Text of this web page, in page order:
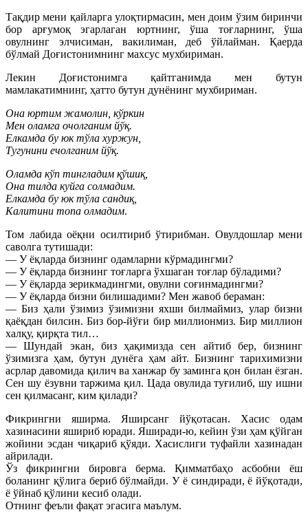
Тақдир мени қайларга улоқтирмасин, мен доим ўзим биринчи
бор арғумоқ эгарлаган юртнинг, ўша тоғларнинг, ўша
овулнинг элчисиман, вакилиман, деб ўйлайман. Қаерда
бўлмай Доғистонимнинг махсус мухбириман.
Лекин Доғистонимга қайтганимда мен бутун
мамлакатимнинг, ҳатто бутун дунёнинг мухбириман.
Она юртим жамолин, кўркин
Мен оламга очолганим йўқ.
Елкамда бу юк тўла хуржун,
Тугунини ечолганим йўқ.
Оламда кўп тингладим қўшиқ,
Она тилда куйга солмадим.
Елкамда бу юк тўла сандиқ,
Калитини топа олмадим.
Том лабида оёқни осилтириб ўтирибман. Овулдошлар мени
саволга тутишади:
— У ёқларда бизнинг одамларни кўрмадингми?
— У ёқларда бизнинг тоғларга ўхшаган тоғлар бўладими?
— У ёқларда зерикмадингми, овулни соғинмадингми?
— У ёқларда бизни билишадими? Мен жавоб бераман:
— Биз ҳали ўзимиз ўзимизни яхши билмаймиз, улар бизни
қаёқдан билсин. Биз бор-йўғи бир миллионмиз. Бир миллион
халқу, қирқта тил…
— Шундай экан, биз ҳақимизда сен айтиб бер, бизнинг
ўзимизга ҳам, бутун дунёга ҳам айт. Бизнинг тарихимизни
асрлар давомида қилич ва ханжар бу заминга қон билан ёзган.
Сен шу ёзувни таржима қил. Цада овулида туғилиб, шу ишни
сен қилмасанг, ким қилади?
Фикрингни яширма. Яширсанг йўқотасан. Хасис одам
хазинасини яшириб юради. Яширади-ю, кейин ўзи ҳам қўйган
жойини эсдан чиқариб қўяди. Хасислиги туфайли хазинадан
айрилади.
Ўз фикрингни бировга берма. Қимматбаҳо асбобни ёш
боланинг қўлига бериб бўлмайди. У ё синдиради, ё йўқотади,
ё ўйнаб қўлини кесиб олади.
Отнинг феъли фақат эгасига маълум.